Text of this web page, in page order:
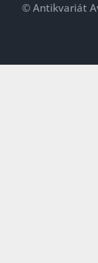
© Antikvariát